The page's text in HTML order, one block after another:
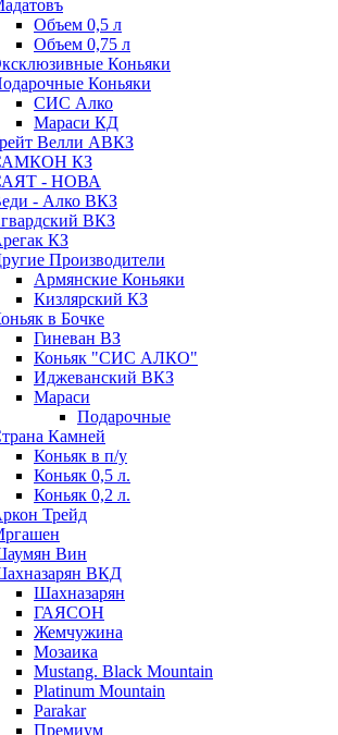
Объем 0,5 л
Объем 0,75 л
Коньяки
Коньяки
СИС Алко
Мараси КД
Велли АВКЗ
КЗ
- НОВА
- Алко ВКЗ
ВКЗ
КЗ
Производители
Армянские Коньяки
Кизлярский КЗ
в Бочке
Гиневан ВЗ
Коньяк "СИС АЛКО"
Иджеванский ВКЗ
Мараси
Подарочные
Камней
Коньяк в п/у
Коньяк 0,5 л.
Коньяк 0,2 л.
Трейд
Вин
ВКД
Шахназарян
ГАЯСОН
Жемчужина
Мозаика
Mustang. Black Mountain
Platinum Mountain
Parakar
Премиум